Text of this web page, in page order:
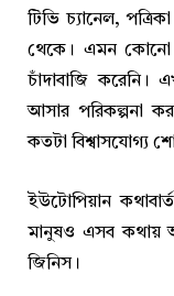
টিভি চ্যানেল,
থেকে। এমন কোনো
চাঁদাবাজি
আসার পরিকল্পনা
কতটা বিশ্বাসযোগ্য
ইউটোপিয়ান
মানুষও এসব কথায়
জিনিস।